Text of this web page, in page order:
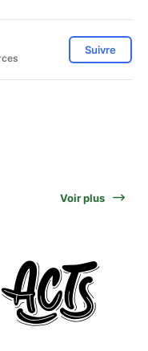
Suivre
Voir plus